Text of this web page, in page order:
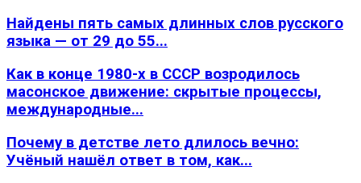
Найдены пять самых длинных слов русского
языка — от 29 до 55...
Как в конце 1980-х в СССР возродилось
масонское движение: скрытые процессы,
международные...
Почему в детстве лето длилось вечно:
Учёный нашёл ответ в том, как...